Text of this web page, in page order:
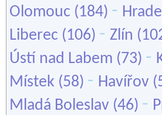
Olomouc (184) -
Liberec (106) - Zlín
Ústí nad Labem (73) -
Místek (58) - Havířov
Mladá Boleslav (46) -